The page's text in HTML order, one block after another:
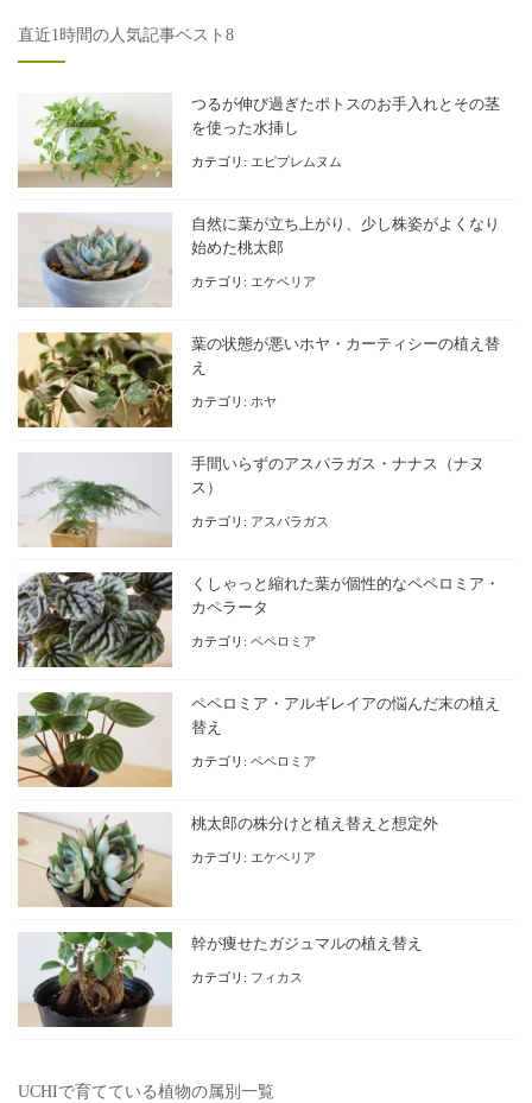
直近1時間の人気記事ベスト8
つるが伸び過ぎたポトスのお手入れとその茎
を使った水挿し
カテゴリ: エピプレムヌム
自然に葉が立ち上がり、少し株姿がよくなり
始めた桃太郎
カテゴリ: エケベリア
葉の状態が悪いホヤ・カーティシーの植え替
え
カテゴリ: ホヤ
手間いらずのアスパラガス・ナナス（ナヌ
ス）
カテゴリ: アスパラガス
くしゃっと縮れた葉が個性的なペペロミア・
カペラータ
カテゴリ: ペペロミア
ペペロミア・アルギレイアの悩んだ末の植え
替え
カテゴリ: ペペロミア
桃太郎の株分けと植え替えと想定外
カテゴリ: エケベリア
幹が痩せたガジュマルの植え替え
カテゴリ: フィカス
UCHIで育てている植物の属別一覧